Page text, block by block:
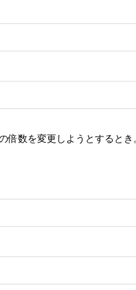
数を変更しようとするとき。